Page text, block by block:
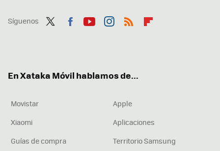
Síguenos
En Xataka Móvil hablamos de...
Movistar
Apple
Xiaomi
Aplicaciones
Guías de compra
Territorio Samsung